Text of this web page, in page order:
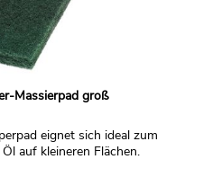
Massierpad groß
eignet sich ideal zum
auf kleineren Flächen.